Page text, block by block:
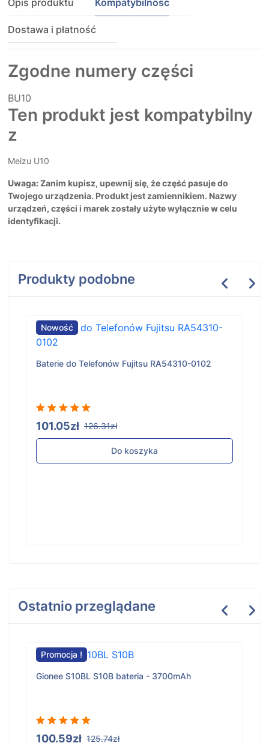
Opis produktu Kompatybilność
Dostawa i płatność
Zgodne numery części
BU10
Ten produkt jest kompatybilny
z
Meizu U10
Uwaga: Zanim kupisz, upewnij się, że część pasuje do
Twojego urządzenia. Produkt jest zamiennikiem. Nazwy
urządzeń, części i marek zostały użyte wyłącznie w celu
identyfikacji.
Produkty podobne
Nowość
Baterie do Telefonów Fujitsu RA54310-0102
101.05zł 126.31zł
Do koszyka
Ostatnio przeglądane
Promocja !
Gionee S10BL S10B bateria - 3700mAh
100.59zł 125.74zł